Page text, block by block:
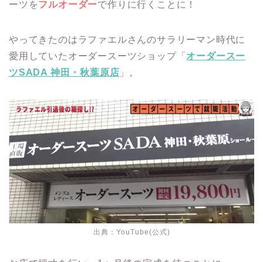
ーツをフルオーダーで作りに行くことに！
やってきたのはラファエルさんのサラリーマン時代に
愛用していたオーダースーツショップ「 オーダースー
ツSADA 神田・秋葉原店 」。
出典： YouTube(公式)